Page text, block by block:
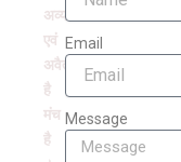
अव्यवसायिक
एवं
अवैतनिक
है
मंच
है
Email
Message